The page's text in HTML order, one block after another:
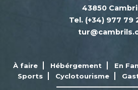
43850
Tel. (+34) 977 79
À faire Hébérgement En
Sports
Cyclotourisme